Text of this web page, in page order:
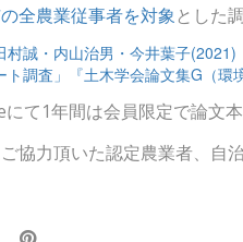
全農業従事者を対象とした
村誠・内山治男・今井葉子
ト調査」『土木学会論文集G（
にて1年間は会員限定で論文
協力頂いた認定農業者、自